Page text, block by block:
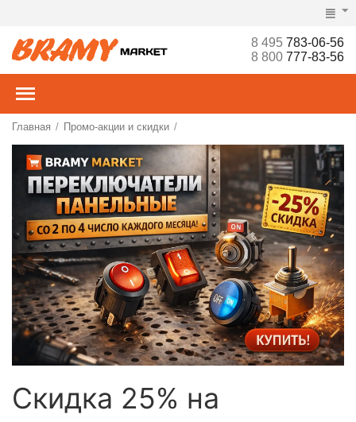
8 495783-06-56
8 800777-83-56
Главная / Промо-акции и скидки /
Скидка 25% на